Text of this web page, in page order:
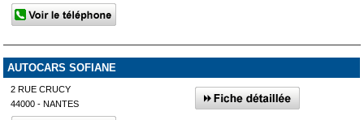
AUTOCARS SOFIANE
2 RUE CRUCY
44000 - NANTES